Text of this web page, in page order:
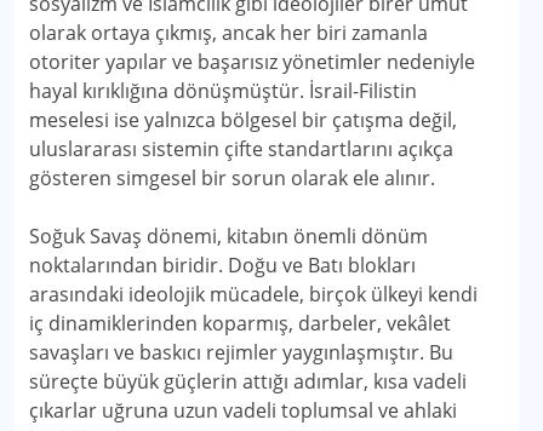
olarak ortaya çıkmış, ancak her biri zamanla
otoriter yapılar ve başarısız yönetimler nedeniyle
hayal kırıklığına dönüşmüştür. İsrail-Filistin
meselesi ise yalnızca bölgesel bir çatışma değil,
uluslararası sistemin çifte standartlarını açıkça
gösteren simgesel bir sorun olarak ele alınır.
Soğuk Savaş dönemi, kitabın önemli dönüm
noktalarından biridir. Doğu ve Batı blokları
arasındaki ideolojik mücadele, birçok ülkeyi kendi
iç dinamiklerinden koparmış, darbeler, vekâlet
savaşları ve baskıcı rejimler yaygınlaşmıştır. Bu
süreçte büyük güçlerin attığı adımlar, kısa vadeli
çıkarlar uğruna uzun vadeli toplumsal ve ahlaki